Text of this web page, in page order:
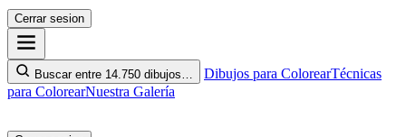
Cerrar sesion
Buscar entre 14.750 dibujos… Dibujos para ColorearTécnicas
para ColorearNuestra Galería